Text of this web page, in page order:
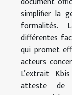
simplifier la
formalités.
différentes
qui promet
acteurs
L’extrait
atteste de